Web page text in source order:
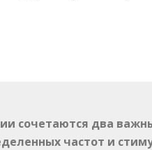
сочетаются два
частот и